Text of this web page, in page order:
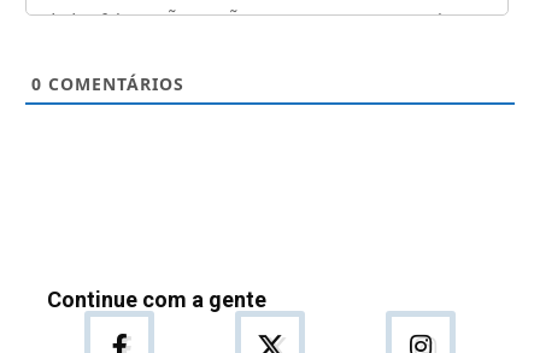
0 COMENTÁRIOS
Continue com a gente